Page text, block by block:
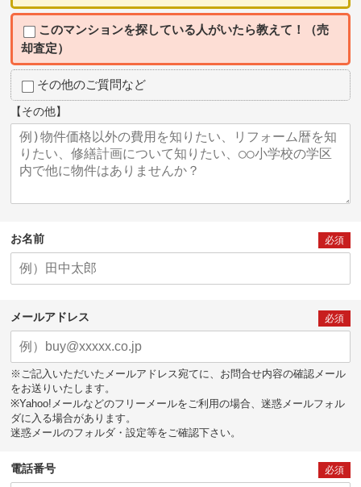
このマンションを探している人がいたら教えて！（売
却査定）
その他のご質問など
【その他】
お名前 必須
メールアドレス 必須
※ご記入いただいたメールアドレス宛てに、お問合せ内容の確認メール
をお送りいたします。
※Yahoo!メールなどのフリーメールをご利用の場合、迷惑メールフォル
ダに入る場合があります。
迷惑メールのフォルダ・設定等をご確認下さい。
電話番号 必須